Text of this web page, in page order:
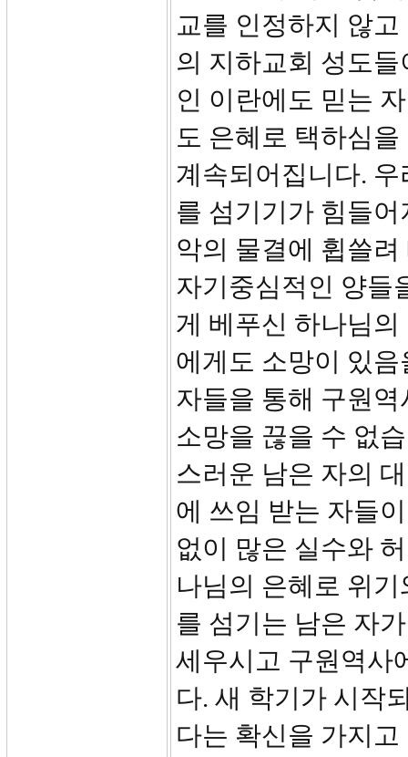
교를 인정하지 않
의 지하교회 성도
인 이란에도 믿는
도 은혜로 택하심
계속되어집니다.
를 섬기기가 힘들
악의 물결에 휩쓸
자기중심적인 양들
게 베푸신 하나님
에게도 소망이 있
자들을 통해 구원
소망을 끊을 수 없
스러운 남은 자의
에 쓰임 받는 자들
없이 많은 실수와
나님의 은혜로 위
를 섬기는 남은 자
세우시고 구원역사
다. 새 학기가 시작
다는 확신을 가지